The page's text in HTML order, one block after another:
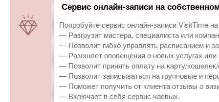
Сервис онлайн-записи на
Попробуйте сервис онлайн-записи VisitTime
— Разгрузит мастера, специалиста или
— Позволит гибко управлять расписанием и
— Разошлет оповещения о новых услугах или
— Позволит принять оплату на карту/кошелек/
— Позволит записываться на групповые и
— Поможет получить от клиента отзывы о
— Включает в себя сервис чаевых.